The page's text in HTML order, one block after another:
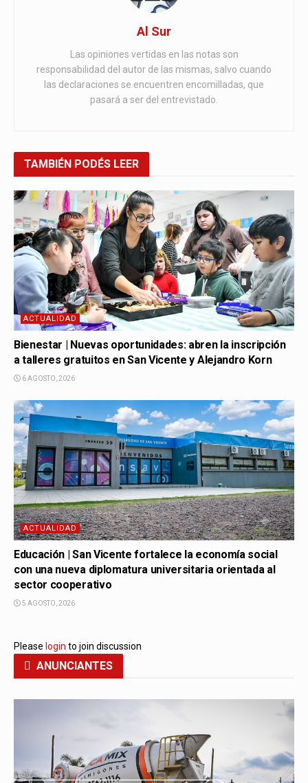
Al Sur
Las opiniones vertidas en las notas son
responsabilidad del autor de las mismas, salvo cuando
las declaraciones se encuentren encomilladas, que
pasará a ser del entrevistado.
TAMBIÉN PODÉS LEER
ACTUALIDAD
Bienestar | Nuevas oportunidades: abren la inscripción
a talleres gratuitos en San Vicente y Alejandro Korn
6 AGOSTO, 2026
ACTUALIDAD
Educación | San Vicente fortalece la economía social
con una nueva diplomatura universitaria orientada al
sector cooperativo
5 AGOSTO, 2026
Please login to join discussion
ANUNCIANTES